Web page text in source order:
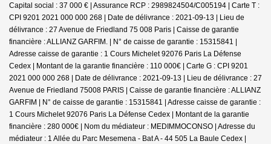
Capital social : 37 000 € | Assurance RCP : 2989824504/C005194 | Carte T :
CPI 9201 2021 000 000 268 | Date de délivrance : 2021-09-13 | Lieu de
délivrance : 27 Avenue de Friedland 75 008 Paris | Caisse de garantie
financière : ALLIANZ GARFIM. | N° de caisse de garantie : 15315841 |
Adresse caisse de garantie : 1 Cours Michelet 92076 Paris La Défense
Cedex | Montant de la garantie financière : 110 000€ | Carte G : CPI 9201
2021 000 000 268 | Date de délivrance : 2021-09-13 | Lieu de délivrance : 27
Avenue de Friedland 75008 PARIS | Caisse de garantie financière : ALLIANZ
GARFIM | N° de caisse de garantie : 15315841 | Adresse caisse de garantie :
1 Cours Michelet 92076 Paris La Défense Cedex | Montant de la garantie
financière : 280 000€ | Nom du médiateur : MEDIMMOCONSO | Adresse du
médiateur : 1 Allée du Parc Mesemena - Bat A - 44 505 La Baule Cedex |